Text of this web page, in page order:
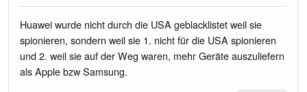
Huawei wurde nicht durch die USA geblacklistet weil sie
spionieren, sondern weil sie 1. nicht für die USA spionieren
und 2. weil sie auf der Weg waren, mehr Geräte auszuliefern
als Apple bzw Samsung.